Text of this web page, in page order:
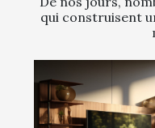
qui construisent